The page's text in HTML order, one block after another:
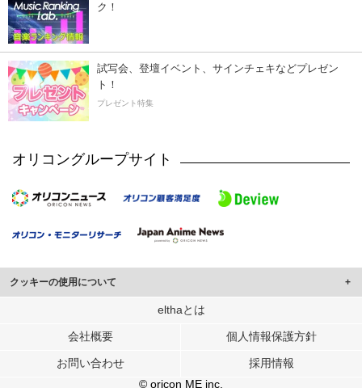
ク！
試写会、登壇イベント、サインチェキなどプレゼン
ト！
プレゼント特集
オリコングループサイト
クッキーの使用について
このサイトでは Cookie を使用して、ユーザーに合わせたコンテンツや広告の
行っています。
メディアや広告配信、データ解析の各パートナーに提供しています。
各パートナーは、この情報とユーザーが各パートナーに提供した他の情報や、
elthaとは
会社概要 個人情報保護方針
お問い合わせ
採用情報
© oricon ME inc.